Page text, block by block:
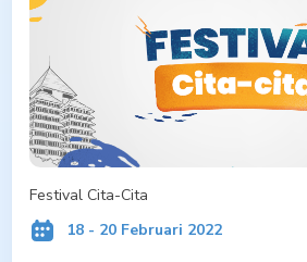
Festival Cita-Cita
18 - 20 Februari 2022